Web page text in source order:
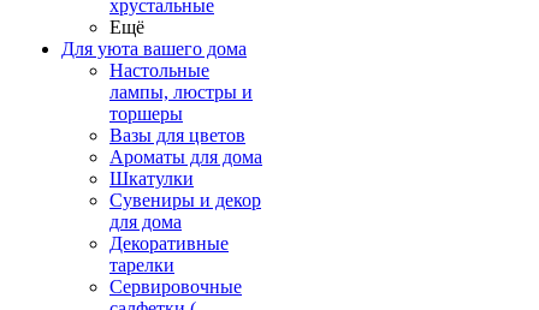
хрустальные
Ещё
Для уюта вашего дома
Настольные
лампы, люстры и
торшеры
Вазы для цветов
Ароматы для дома
Шкатулки
Сувениры и декор
для дома
Декоративные
тарелки
Сервировочные